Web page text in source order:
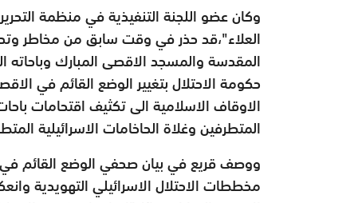
وكان عضو اللجنة التنفيذية في منظمة
العلاء"،قد حذر في وقت سابق من مخاطر
المقدسة والمسجد الاقصى المبارك
حكومة الاحتلال بتغيير الوضع القائم في
الاوقاف الاسلامية الى تكثيف اقتحامات
المتطرفين وغلاة الحاخامات الاسرائيلية
ووصف قريع في بيان صحفي الوضع القائم في
مخططات الاحتلال الاسرائيلي التهويدية